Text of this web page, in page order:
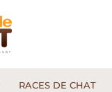
RACES DE CHAT